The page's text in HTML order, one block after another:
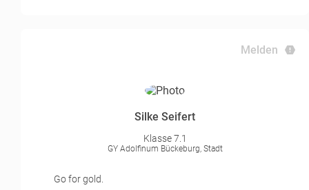
Melden
Silke Seifert
Klasse 7.1
GY Adolfinum Bückeburg, Stadt
Go for gold.